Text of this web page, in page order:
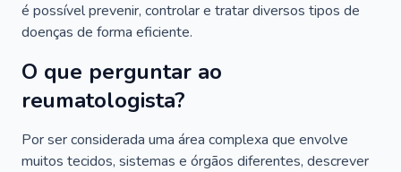
é possível prevenir, controlar e tratar diversos tipos de
doenças de forma eficiente.
O que perguntar ao
reumatologista?
Por ser considerada uma área complexa que envolve
muitos tecidos, sistemas e órgãos diferentes, descrever